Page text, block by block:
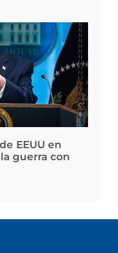
EEUU en
guerra con